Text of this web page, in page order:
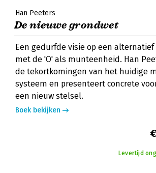
Han Peeters
De nieuwe grondwet
Een gedurfde visie op een
met de 'O' als munteenheid. Han
de tekortkomingen van het huidige
systeem en presenteert concrete
een nieuw stelsel.
Boek bekijken
Levertijd